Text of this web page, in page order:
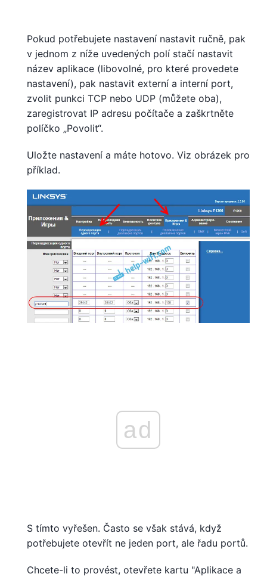
Pokud potřebujete nastavení nastavit ručně, pak
v jednom z níže uvedených polí stačí nastavit
název aplikace (libovolné, pro které provedete
nastavení), pak nastavit externí a interní port,
zvolit punkci TCP nebo UDP (můžete oba),
zaregistrovat IP adresu počítače a zaškrtněte
políčko „Povolit“.
Uložte nastavení a máte hotovo. Viz obrázek pro
příklad.
ad
S tímto vyřešen. Často se však stává, když
potřebujete otevřít ne jeden port, ale řadu portů.
Chcete-li to provést, otevřete kartu "Aplikace a